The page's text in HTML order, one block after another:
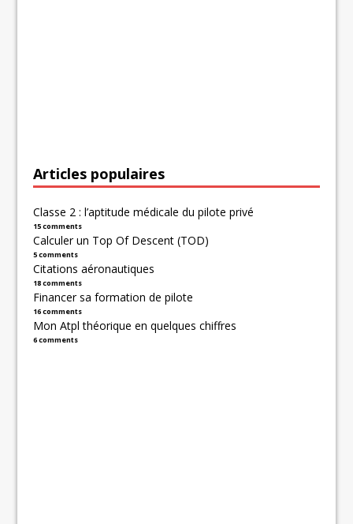
Articles populaires
Classe 2 : l’aptitude médicale du pilote privé
15 comments
Calculer un Top Of Descent (TOD)
5 comments
Citations aéronautiques
18 comments
Financer sa formation de pilote
16 comments
Mon Atpl théorique en quelques chiffres
6 comments